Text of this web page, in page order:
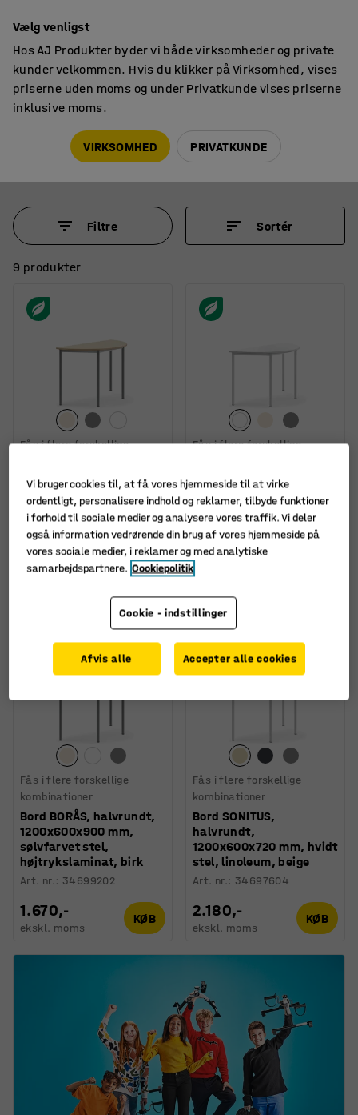
Halvcirkel skoleborde
Filtre Sortér
9 produkter
Fås i flere forskellige
Bord BORÅS, halvrundt,
1200x600x760 mm,
sølvfarvet stel,
højtrykslaminat, birk
34694202
1.595,-
Fås i flere forskellige
Bord BORÅS, halvrundt,
1200x600x720 mm, hvidt
stel, højtrykslaminat,
hvid
Art. nr. 34697603
1.595,-
Fås i flere forskellige
kombinationer
Bord BORÅS, halvrundt,
1200x600x900 mm,
sølvfarvet stel,
højtrykslaminat, birk
Art. nr.: 34699202
1.670,-
ekskl. moms
KØB
Fås i flere forskellige
kombinationer
Bord SONITUS,
halvrundt,
1200x600x720 mm, hvidt
stel, linoleum, beige
Art. nr.: 34697604
2.180,-
ekskl. moms
KØB
Vælg venligst
Hos AJ Produkter byder vi både virksomheder og private
kunder velkommen. Hvis du klikker på Virksomhed, vises
priserne uden moms og under Privatkunde vises priserne
inklusive moms.
VIRKSOMHED PRIVATKUNDE
Vi bruger cookies til, at få vores hjemmeside til at virke
ordentligt, personalisere indhold og reklamer, tilbyde funktioner
i forhold til sociale medier og analysere vores traffik. Vi deler
også information vedrørende din brug af vores hjemmeside på
vores sociale medier, i reklamer og med analytiske
samarbejdspartnere. Cookiepolitik
Cookie - indstillinger
Afvis alle Accepter alle cookies